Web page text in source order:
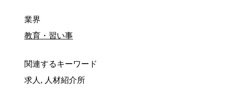
業界
教育・習い事
関連するキーワード
求人, 人材紹介所